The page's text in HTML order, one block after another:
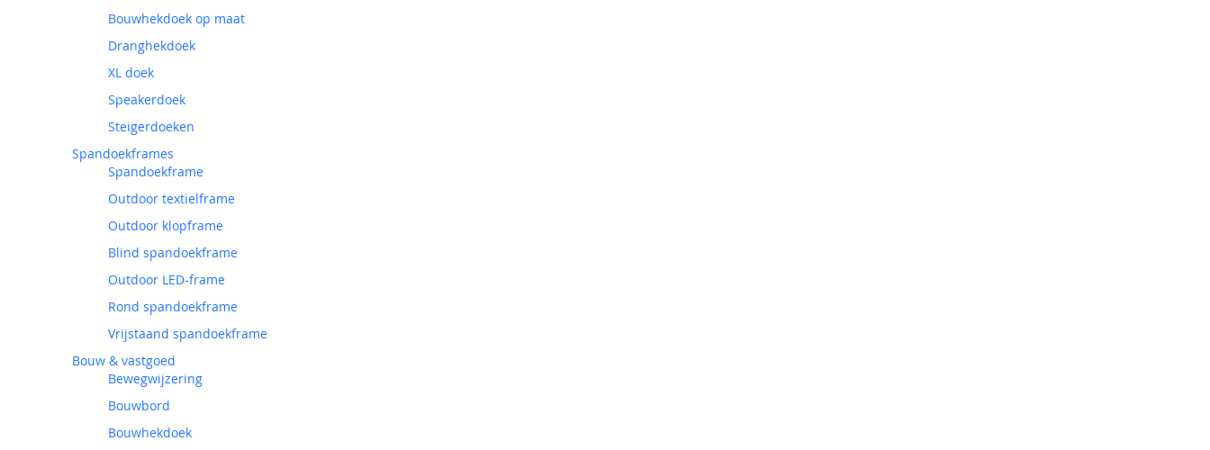
Bouwhekdoek op maat
Dranghekdoek
XL doek
Speakerdoek
Steigerdoeken
Spandoekframes
Spandoekframe
Outdoor textielframe
Outdoor klopframe
Blind spandoekframe
Outdoor LED-frame
Rond spandoekframe
Vrijstaand spandoekframe
Bouw & vastgoed
Bewegwijzering
Bouwbord
Bouwhekdoek